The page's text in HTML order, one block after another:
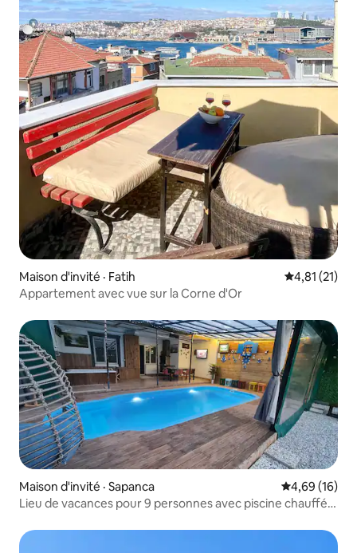
Maison d'invité · Fatih Note
4,81 (21)
Appartement avec vue sur la Corne d'Or
Maison d'invité · Sapanca Note
4,69 (16)
Lieu de vacances pour 9 personnes avec piscine chauffée